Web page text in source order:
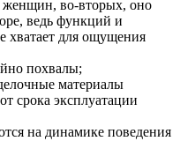
женщин, во-вторых, оно
ведь функций и
хватает для ощущения
похвалы;
материалы
срока эксплуатации
на динамике поведения